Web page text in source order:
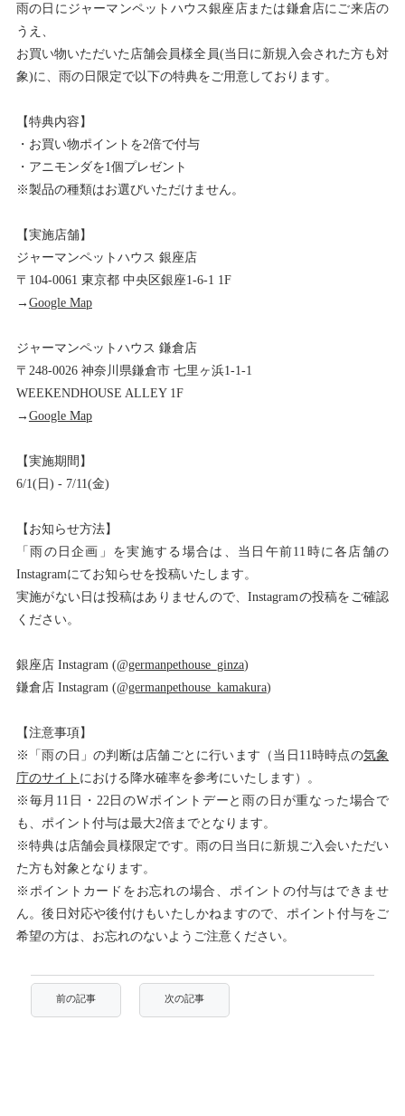
雨の日にジャーマンペットハウス銀座店または鎌倉店にご来店の
うえ、
お買い物いただいた店舗会員様全員(当日に新規入会された方も対
象)に、雨の日限定で以下の特典をご用意しております。
【特典内容】
・お買い物ポイントを2倍で付与
・アニモンダを1個プレゼント
※製品の種類はお選びいただけません。
【実施店舗】
ジャーマンペットハウス 銀座店
〒104-0061 東京都 中央区銀座1-6-1 1F
→ Google Map
ジャーマンペットハウス 鎌倉店
〒248-0026 神奈川県鎌倉市 七里ヶ浜1-1-1
WEEKENDHOUSE ALLEY 1F
→ Google Map
【実施期間】
6/1(日) - 7/11(金)
【お知らせ方法】
「雨の日企画」を実施する場合は、当日午前11時に各店舗の
Instagramにてお知らせを投稿いたします。
実施がない日は投稿はありませんので、Instagramの投稿をご確認
ください。
銀座店 Instagram (@germanpethouse_ginza)
鎌倉店 Instagram (@germanpethouse_kamakura)
【注意事項】
※「雨の日」の判断は店舗ごとに行います（当日11時時点の気象
庁のサイト における降水確率を参考にいたします）。
※毎月11日・22日のWポイントデーと雨の日が重なった場合で
も、ポイント付与は最大2倍までとなります。
※特典は店舗会員様限定です。雨の日当日に新規ご入会いただい
た方も対象となります。
※ポイントカードをお忘れの場合、ポイントの付与はできませ
ん。後日対応や後付けもいたしかねますので、ポイント付与をご
希望の方は、お忘れのないようご注意ください。